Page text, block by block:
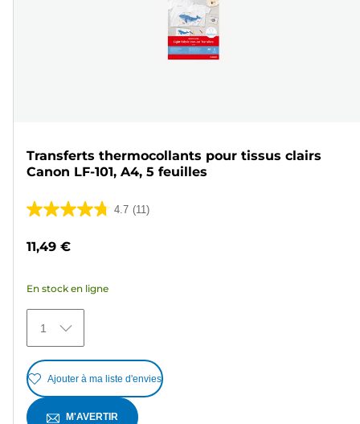
Transferts thermocollants pour tissus clairs
Canon LF-101, A4, 5 feuilles
4.7 (11)
4.7
11
avis
11,49 €
En stock en ligne
1
Ajouter à ma liste d'envies
M'AVERTIR